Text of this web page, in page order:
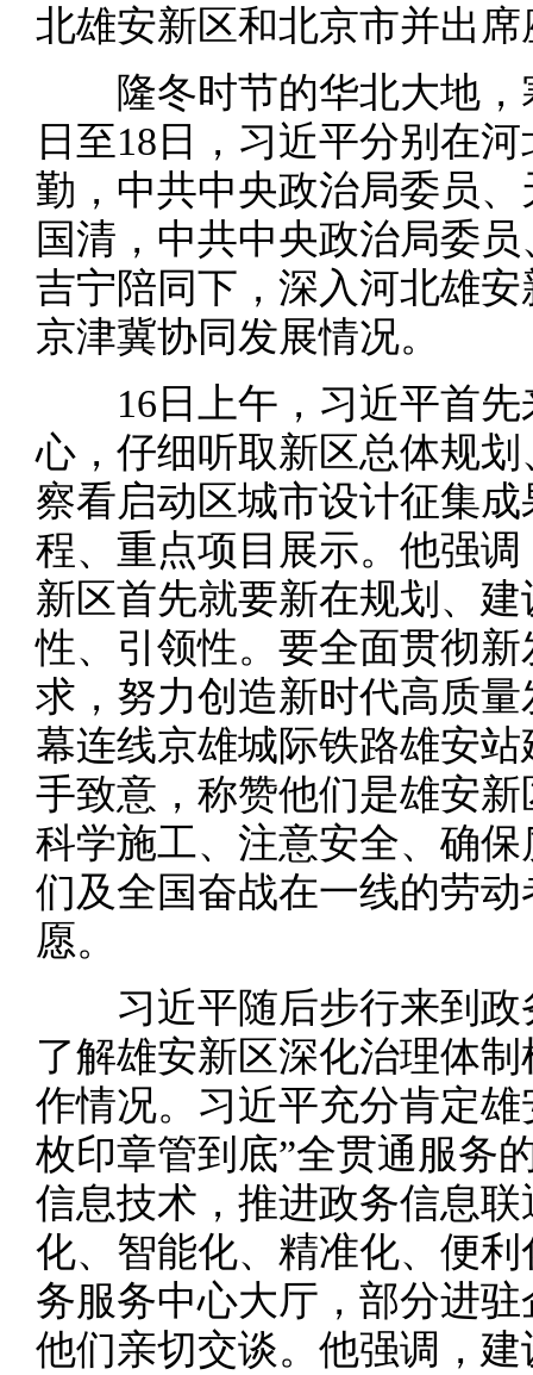
北雄安新区和北京市并出席
隆冬时节的华北大地，
日至18日，习近平分别在
勤，中共中央政治局委员
国清，中共中央政治局委
吉宁陪同下，深入河北雄
京津冀协同发展情况。
16日上午，习近平首先
心，仔细听取新区总体规
察看启动区城市设计征集
程、重点项目展示。他强
新区首先就要新在规划、
性、引领性。要全面贯彻
求，努力创造新时代高质
幕连线京雄城际铁路雄安
手致意，称赞他们是雄安
科学施工、注意安全、确
们及全国奋战在一线的劳
愿。
习近平随后步行来到政
了解雄安新区深化治理体
作情况。习近平充分肯定
枚印章管到底”全贯通服务
信息技术，推进政务信息
化、智能化、精准化、便
务服务中心大厅，部分进
他们亲切交谈。他强调，